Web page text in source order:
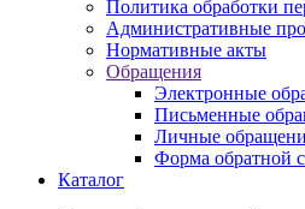
Политика обработки
Административные
Нормативные акты
Обращения
Электронные
Письменные
Личные
Форма обратной
Каталог